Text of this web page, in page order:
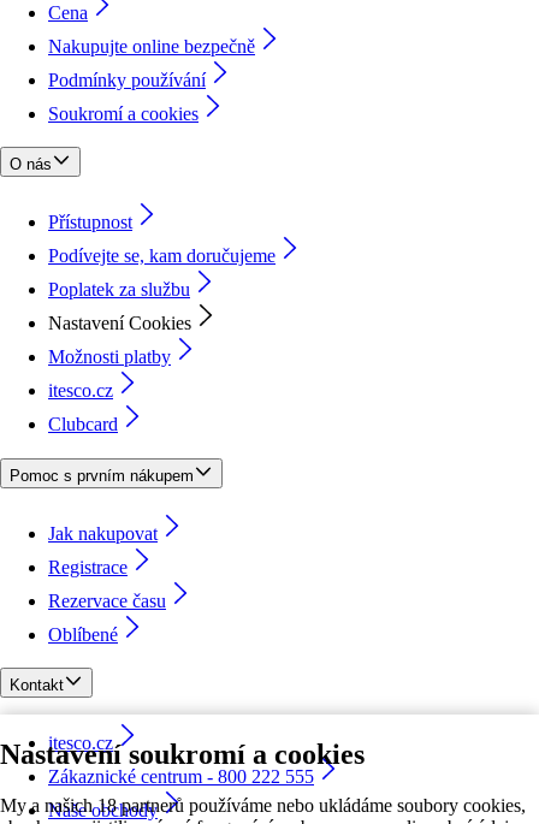
Nastavení soukromí a cookies
My a našich 18 partnerů používáme nebo ukládáme soubory cookies,
Cena
Nakupujte online bezpečně
Podmínky používání
Soukromí a cookies
O nás
Přístupnost
Podívejte se, kam doručujeme
Poplatek za službu
Nastavení Cookies
Možnosti platby
itesco.cz
Clubcard
Pomoc s prvním nákupem
Jak nakupovat
Registrace
Rezervace času
Oblíbené
Kontakt
itesco.cz
Zákaznické centrum - 800 222 555
Naše obchody